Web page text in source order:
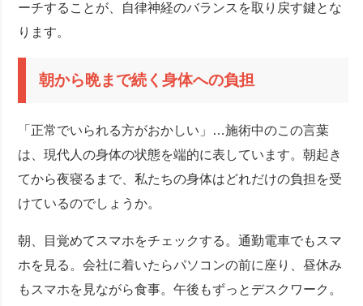
ーチすることが、自律神経のバランスを取り戻す鍵とな
ります。
朝から晩まで続く身体への負担
「正常でいられる方がおかしい」…施術中のこの言葉
は、現代人の身体の状態を端的に表しています。朝起き
てから夜寝るまで、私たちの身体はどれだけの負担を受
けているのでしょうか。
朝、目覚めてスマホをチェックする。通勤電車でもスマ
ホを見る。会社に着いたらパソコンの前に座り、昼休み
もスマホを見ながら食事。午後もずっとデスクワーク。